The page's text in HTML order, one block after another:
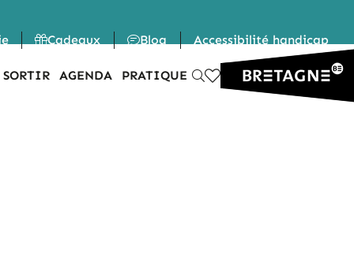
Cadeaux Blog Accessibilité handicap
AGENDA PRATIQUE